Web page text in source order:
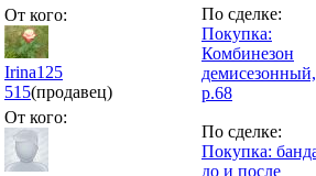
От кого:
Irina125
515(продавец)
По сделке:
Покупка:
Комбинезон
демисезонный,
р.68
От кого:
По сделке:
Покупка:
до и после